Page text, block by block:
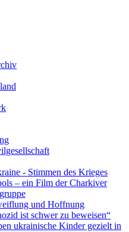
- Stimmen des Krieges
– ein Film der Charkiver
und Hoffnung
ist schwer zu beweisen“
ukrainische Kinder gezielt in